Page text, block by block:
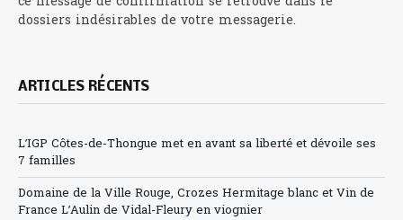
dossiers indésirables de votre messagerie.
ARTICLES RÉCENTS
L’IGP Côtes-de-Thongue met en avant sa liberté et dévoile ses
7 familles
Domaine de la Ville Rouge, Crozes Hermitage blanc et Vin de
France L’Aulin de Vidal-Fleury en viognier